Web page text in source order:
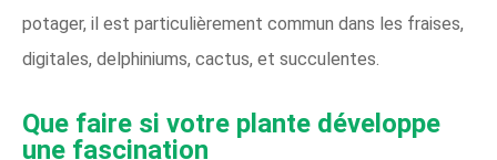
potager, il est particulièrement commun dans les fraises,
digitales, delphiniums, cactus, et succulentes.
Que faire si votre plante développe
une fascination